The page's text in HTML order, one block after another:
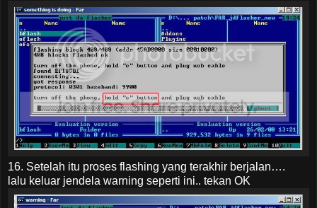
16. Setelah itu proses flashing yang terakhir berjalan….
lalu keluar jendela warning seperti ini.. tekan OK